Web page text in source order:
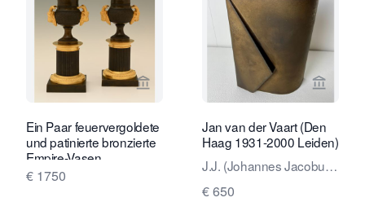
Verkaeuferseite von Limburg
Ein Paar feuervergoldete
und patinierte bronzierte
Empire-Vasen.
€ 1750
Jan van der Vaart (Den
Haag 1931-2000 Leiden)
J.J. (Johannes Jacobus,
Jan) van der Vaart
€ 650